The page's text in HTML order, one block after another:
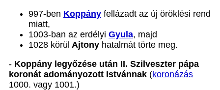
997-ben Koppány fellázadt az új öröklési rend
miatt,
1003-ban az erdélyi Gyula, majd
1028 körül Ajtony hatalmát törte meg.
- Koppány legyőzése után II. Szilveszter pápa
koronát adományozott Istvánnak (koronázás
1000. vagy 1001.)